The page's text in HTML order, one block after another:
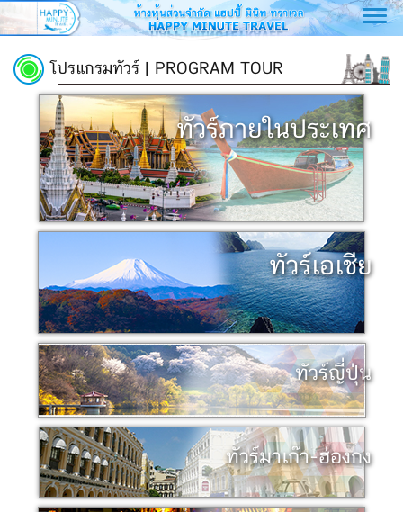
โปรแกรมทัวร์ | PROGRAM TOUR
ทัวร์ภายในประเทศ
ทัวร์เอเชีย
ทัวร์ญี่ปุ่น
ทัวร์มาเก๊า-ฮ่องกง